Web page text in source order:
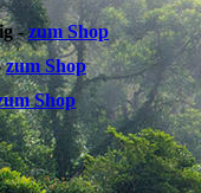
-zum Shop
zum Shop
Shop